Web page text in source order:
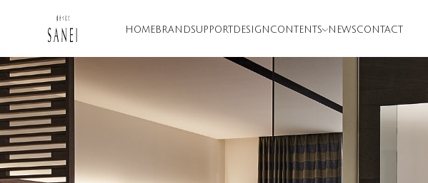
HOME BRANDSUPPORT DESIGN CONTENTS NEWSCONTACT